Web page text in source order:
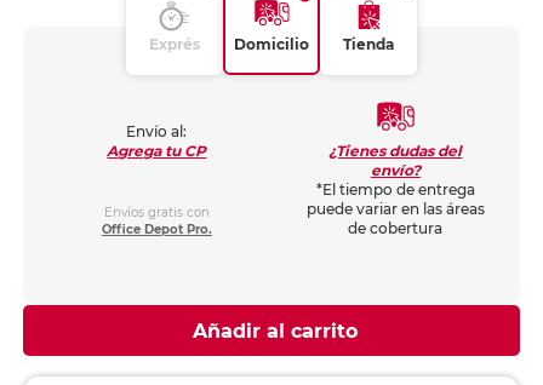
Exprés Domicilio Tienda
Envío al:
Agrega tu CP
Envíos gratis con
Office Depot Pro.
¿Tienes dudas del
envío?
*El tiempo de entrega
puede variar en las áreas
de cobertura
Añadir al carrito